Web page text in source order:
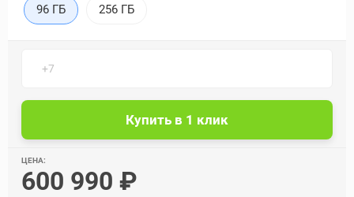
96 ГБ 256 ГБ
ЦЕНА:
600 990 ₽